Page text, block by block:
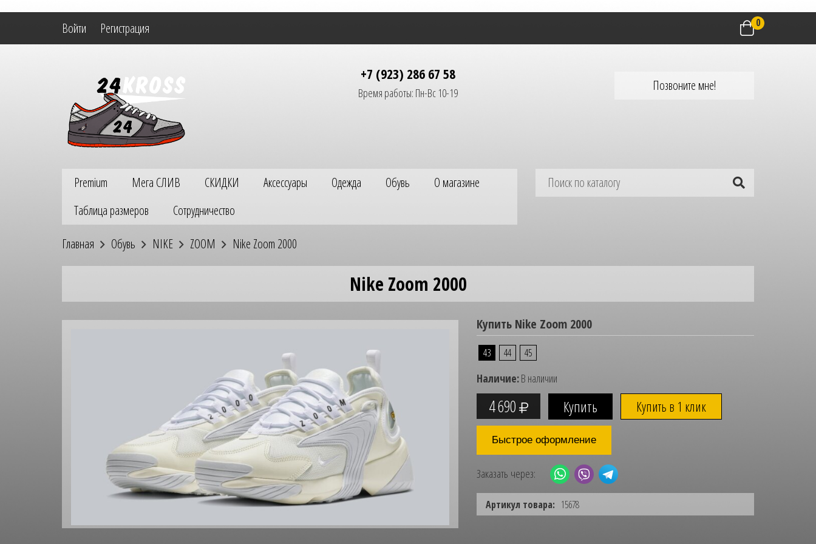
Войти Регистрация 0
+7 (923) 286 67 58
Время работы: Пн-Вс 10-19 Позвоните мне!
Premium Мега СЛИВ СКИДКИ Аксессуары Одежда Обувь
О магазине
Таблица размеров
Сотрудничество
Главная Обувь NIKE ZOOM Nike Zoom 2000
Nike Zoom 2000
Купить Nike Zoom 2000
43 44 45
Наличие:В наличии
4 690 Купить в 1 клик
Быстрое оформление
Заказать через:
Артикул товара: 15678